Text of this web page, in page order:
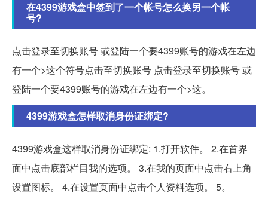
在4399游戏盒中签到了一个帐号怎么换另一个帐
号?
点击登录至切换账号 或登陆一个要4399账号的游戏在左边
有一个>这个符号点击至切换账号 点击登录至切换账号 或
登陆一个要4399账号的游戏在左边有一个>这。
4399游戏盒怎样取消身份证绑定?
4399游戏盒这样取消身份证绑定: 1.打开软件。 2.在首界
面中点击底部栏目我的选项。 3.在我的页面中点击右上角
设置图标。 4.在设置页面中点击个人资料选项。 5。